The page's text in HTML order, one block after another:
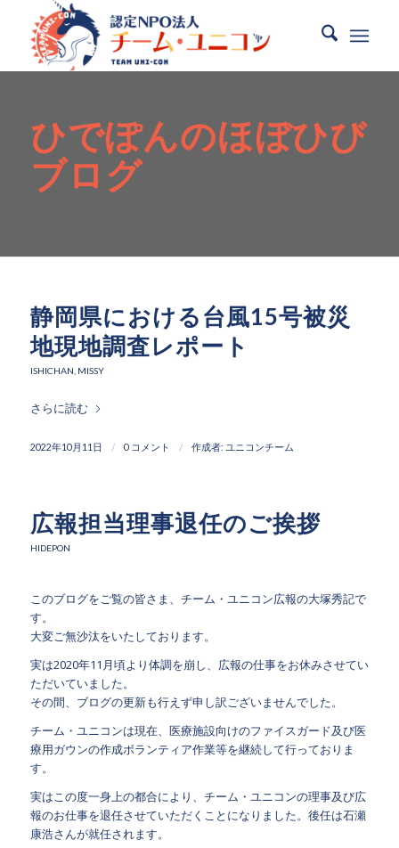
ひでぽんのほぼひび
ブログ
静岡県における台風15号被災
地現地調査レポート
ISHICHAN MISSY
さらに読む
2022年10月11日 / 0 コメント / 作成者: ユニコンチーム
広報担当理事退任のご挨拶
HIDEPON
このブログをご覧の皆さま、チーム・ユニコン広報の大塚秀記で
す。
大変ご無沙汰をいたしております。
実は2020年11月頃より体調を崩し、広報の仕事をお休みさせてい
ただいていました。
その間、ブログの更新も行えず申し訳ございませんでした。
チーム・ユニコンは現在、医療施設向けのファイスガード及び医
療用ガウンの作成ボランティア作業等を継続して行っておりま
す。
実はこの度一身上の都合により、チーム・ユニコンの理事及び広
報のお仕事を退任させていただくことになりました。後任は石瀬
康浩さんが就任されます。